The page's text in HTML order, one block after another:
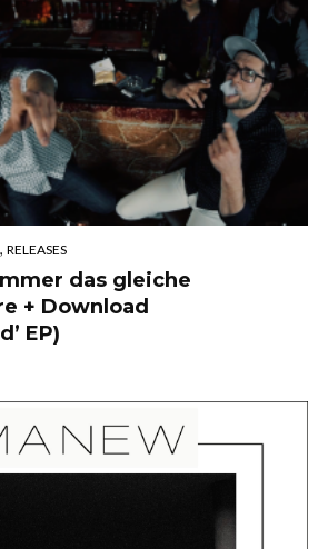
, RELEASES
das gleiche
+ Download
EP)